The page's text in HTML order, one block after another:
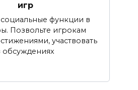
игр
функции в
Позвольте игрокам
участвовать
обсуждениях